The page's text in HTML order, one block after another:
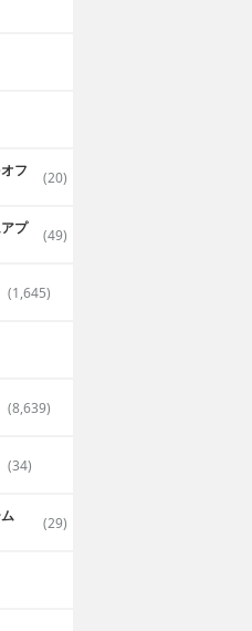
フ (20)
プ (49)
(1,645)
(8,639)
(34)
(29)